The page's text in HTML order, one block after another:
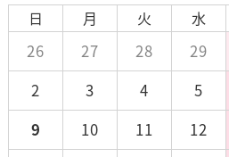
日 月 火 水
26
27 28 29
2
3 4 5
9
10 11 12